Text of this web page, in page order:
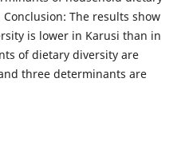
The results show
is lower in Karusi than in
of dietary diversity are
three determinants are